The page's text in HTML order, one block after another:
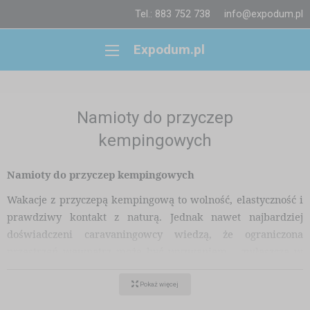
Tel.: 883 752 738 info@expodum.pl
Expodum.pl
Namioty do przyczep
kempingowych
Namioty do przyczep kempingowych
Wakacje z przyczepą kempingową to wolność, elastyczność i
prawdziwy kontakt z naturą. Jednak nawet najbardziej
doświadczeni caravaningowcy wiedzą, że ograniczona
namiot do przyczepy kempingowej
Pokaż więcej